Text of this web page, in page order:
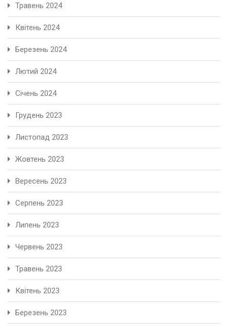
Травень 2024
Квітень 2024
Березень 2024
Лютий 2024
Січень 2024
Грудень 2023
Листопад 2023
Жовтень 2023
Вересень 2023
Серпень 2023
Липень 2023
Червень 2023
Травень 2023
Квітень 2023
Березень 2023